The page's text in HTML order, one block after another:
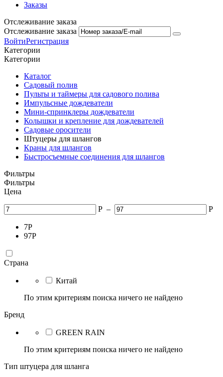
Заказы
Отслеживание заказа
Отслеживание заказа
ВойтиРегистрация
Категории
Категории
Каталог
Садовый полив
Пульты и таймеры для садового полива
Импульсные дождеватели
Мини-спринклеры дождеватели
Колышки и крепление для дождевателей
Садовые оросители
Штуцеры для шлангов
Краны для шлангов
Быстросъемные соединения для шлангов
Фильтры
Фильтры
Цена
Р – Р
7Р
97Р
Страна
Китай
По этим критериям поиска ничего не найдено
Бренд
GREEN RAIN
По этим критериям поиска ничего не найдено
Тип штуцера для шланга